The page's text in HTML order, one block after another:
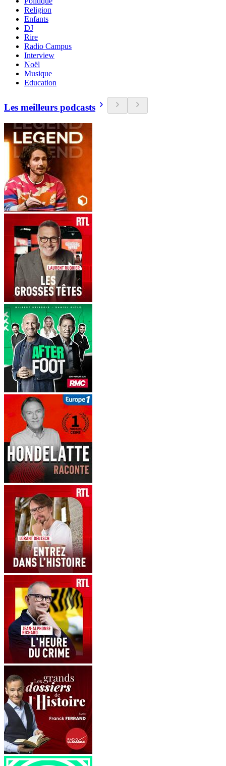
Religion
Enfants
DJ
Rire
Radio Campus
Interview
Noël
Musique
Education
Les meilleurs podcasts